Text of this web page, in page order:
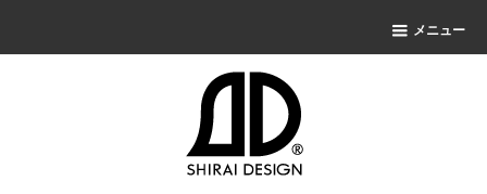
メニュー